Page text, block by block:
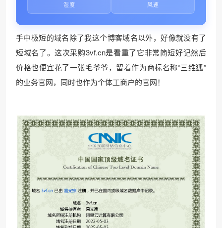
湿度 风速
手中极短的域名除了我这个博客域名以外，好像就没有了
短域名了。这次采购3vf.cn是看重了它非常简短好记然后
价格也便宜花了一张毛爷爷，留着作为商标名称“三维狐”
的业务官网，同时也作为个体工商户的官网！